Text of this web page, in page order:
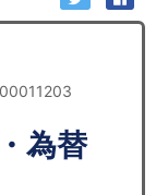
為替